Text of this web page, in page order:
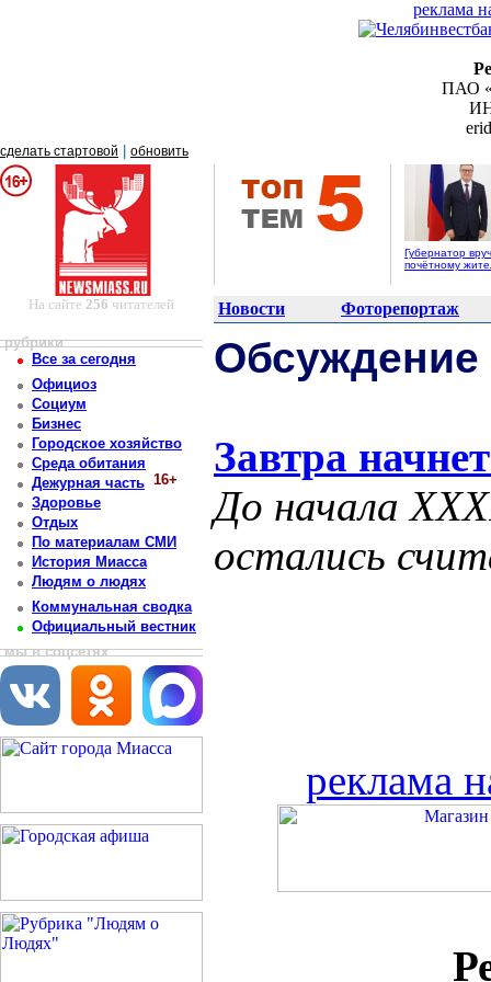
реклама
ПАО
сделать стартовой обновить
Губернатор
почётному
На сайте 256 читателей Новости Фоторепортаж
рубрики
Все за сегодня
Официоз
Социум
Бизнес
Городское хозяйство
Среда обитания
Дежурная часть 16+
Здоровье
Отдых
По материалам СМИ
История Миасса
Людям о людях
Коммунальная сводка
Официальный вестник
мы в соцсетях
Завтра
До начала
остались
реклама